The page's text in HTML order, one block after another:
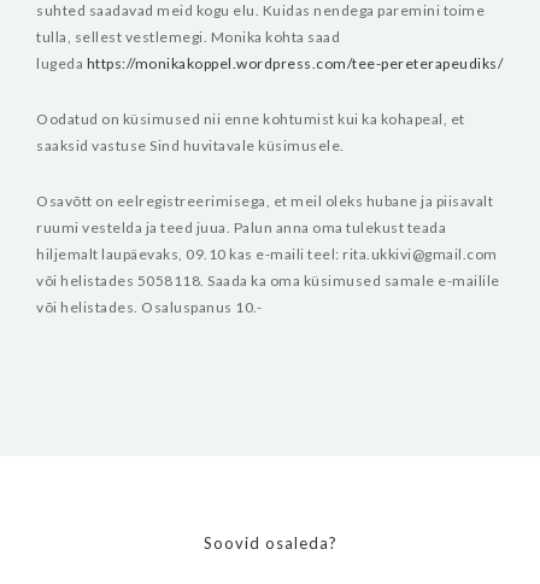
suhted saadavad meid kogu elu. Kuidas nendega paremini toime
tulla, sellest vestlemegi. Monika kohta saad
lugeda https://monikakoppel.wordpress.com/tee-pereterapeudiks/
Oodatud on küsimused nii enne kohtumist kui ka kohapeal, et
saaksid vastuse Sind huvitavale küsimusele.
Osavõtt on eelregistreerimisega, et meil oleks hubane ja piisavalt
ruumi vestelda ja teed juua. Palun anna oma tulekust teada
hiljemalt laupäevaks, 09.10 kas e-maili teel: rita.ukkivi@gmail.com
või helistades 5058118. Saada ka oma küsimused samale e-mailile
või helistades. Osaluspanus 10.-
Soovid osaleda?